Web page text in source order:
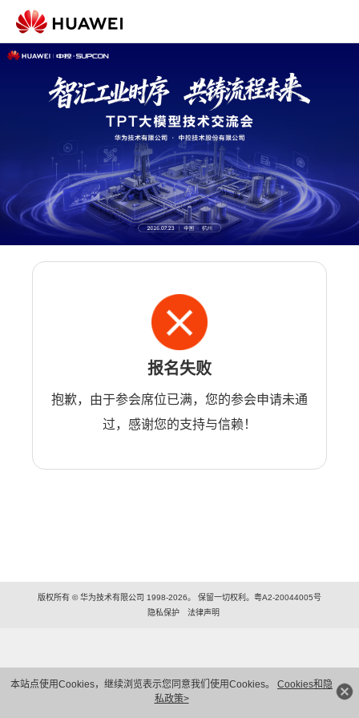
本站点使用Cookies，继续浏览表示您同意我们使用Cookies。 Cookies和隐
私政策>
报名失败
抱歉，由于参会席位已满，您的参会申请未通
过，感谢您的支持与信赖！
版权所有 © 华为技术有限公司 1998-2026。 保留一切权利。粤A2-20044005号
隐私保护
法律声明